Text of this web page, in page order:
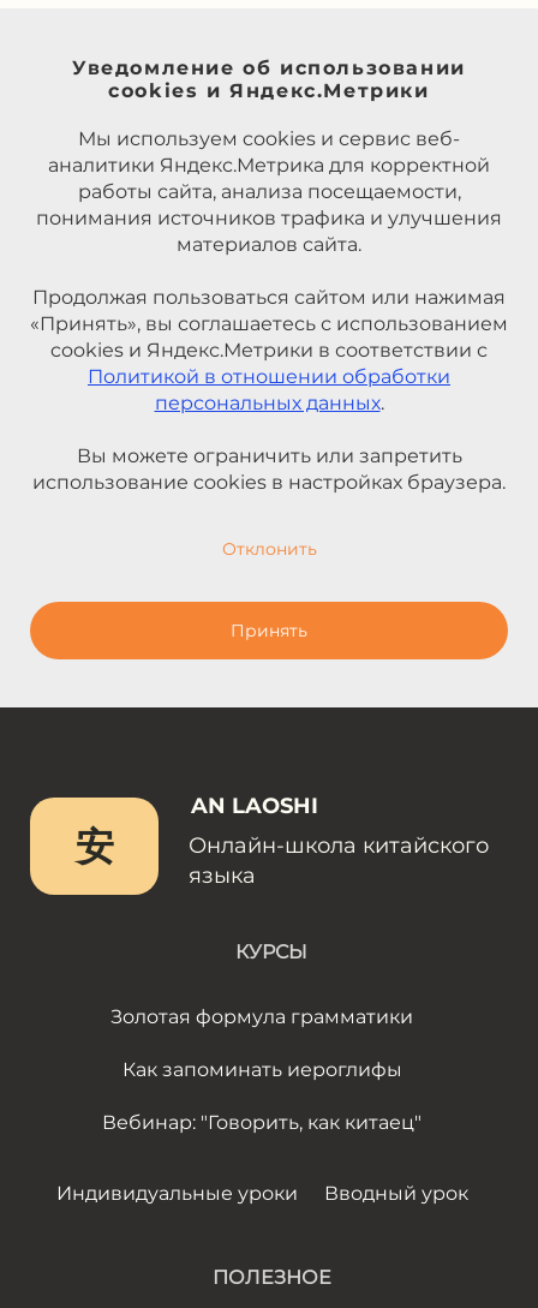
Уведомление об использовании
cookies и Яндекс.Метрики
Мы используем cookies и сервис веб-
аналитики Яндекс.Метрика для корректной
работы сайта, анализа посещаемости,
понимания источников трафика и улучшения
материалов сайта.
Продолжая пользоваться сайтом или нажимая
«Принять», вы соглашаетесь с использованием
cookies и Яндекс.Метрики в соответствии с
Политикой в отношении обработки
персональных данных.
Вы можете ограничить или запретить
использование cookies в настройках браузера.
Отклонить
Принять
安
AN LAOSHI
Онлайн-школа китайского
языка
КУРСЫ
Золотая формула грамматики
Как запоминать иероглифы
Вебинар: "Говорить, как китаец"
Индивидуальные уроки Вводный урок
ПОЛЕЗНОЕ